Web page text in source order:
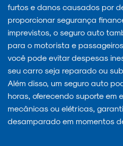
furtos e danos causados por
proporcionar segurança
imprevistos, o seguro auto
para o motorista e
você pode evitar despesas
seu carro seja reparado ou
Além disso, um seguro auto
horas, oferecendo suporte em
mecânicas ou elétricas,
desamparado em momentos